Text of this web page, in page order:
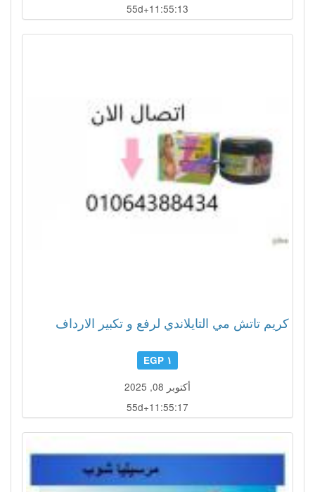
55d+11:55:12
كريم تاتش مي التايلاندي لرفع و تكبير الارداف
١ EGP
أكتوبر 08, 2025
55d+11:55:16